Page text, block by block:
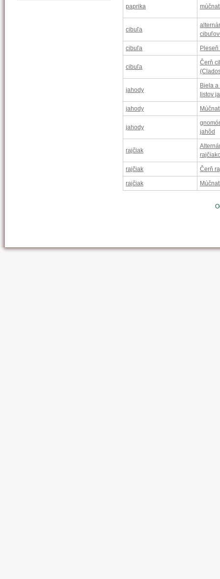
paprika
cibuľa
cibuľa
cibuľa
Čerň
jahody
Biela
listov
jahody
jahody
jahôd
rajčiak
rajčiak Čerň
rajčiak